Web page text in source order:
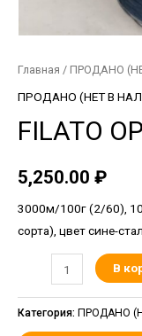
Главная / ПРОДАНО
ПРОДАНО (НЕТ В
FILATO
5,250.00 ₽
3000м/100г (2/60),
сорта), цвет сине-
В
Категория: ПРОДАНО